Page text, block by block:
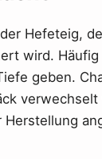
Hefeteig,
wird.
geben.